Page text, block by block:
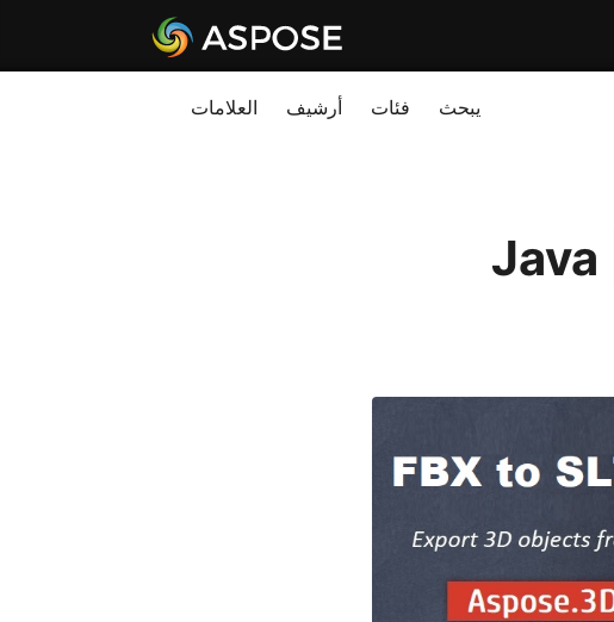
يبحث فئات أرشيف العلامات
تحويل FBX إلى STL باستخدام Java |